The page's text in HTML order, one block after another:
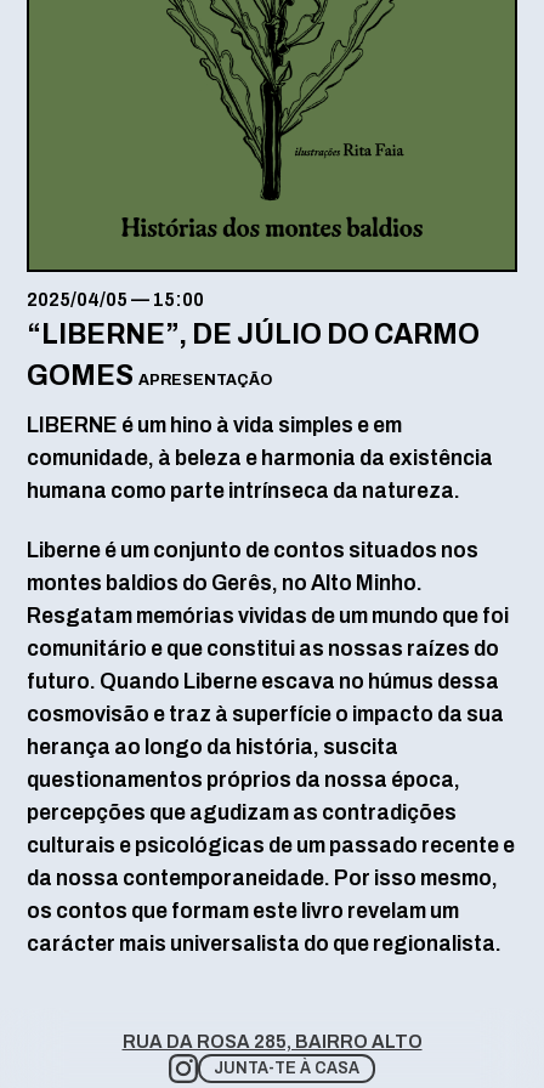
2025/04/05 — 15:00
“LIBERNE”, DE JÚLIO DO CARMO
GOMES APRESENTAÇÃO
LIBERNE é um hino à vida simples e em
comunidade, à beleza e harmonia da existência
humana como parte intrínseca da natureza.
Liberne é um conjunto de contos situados nos
montes baldios do Gerês, no Alto Minho.
Resgatam memórias vividas de um mundo que foi
comunitário e que constitui as nossas raízes do
futuro. Quando Liberne escava no húmus dessa
cosmovisão e traz à superfície o impacto da sua
herança ao longo da história, suscita
questionamentos próprios da nossa época,
percepções que agudizam as contradições
culturais e psicológicas de um passado recente e
da nossa contemporaneidade. Por isso mesmo,
os contos que formam este livro revelam um
carácter mais universalista do que regionalista.
RUA DA ROSA 285, BAIRRO ALTO
JUNTA-TE À CASA